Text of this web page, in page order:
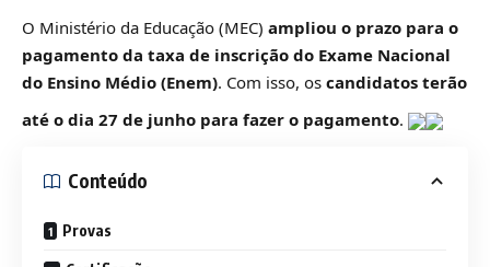
O Ministério da Educação (MEC) ampliou o prazo para o
pagamento da taxa de inscrição do Exame Nacional
do Ensino Médio (Enem). Com isso, os candidatos terão
até o dia 27 de junho para fazer o pagamento.
Conteúdo
Provas